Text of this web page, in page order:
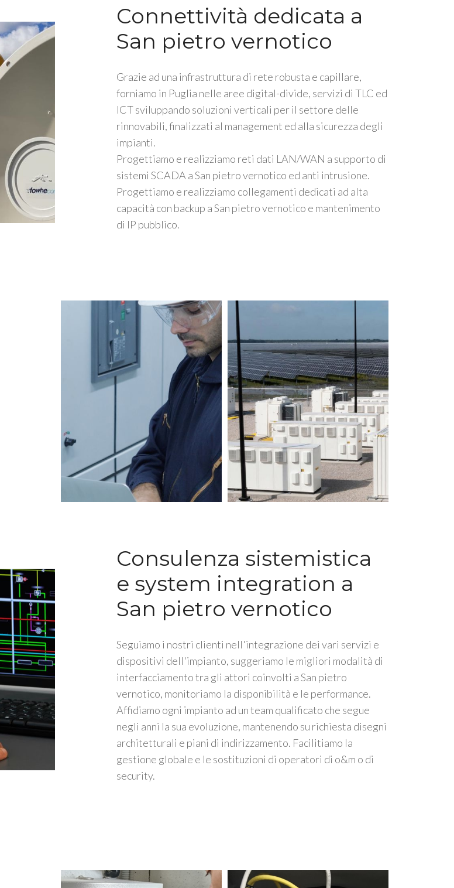
Connettività dedicata a
San pietro vernotico
Grazie ad una infrastruttura di rete robusta e capillare,
forniamo in Puglia nelle aree digital-divide, servizi di TLC ed
ICT sviluppando soluzioni verticali per il settore delle
rinnovabili, finalizzati al management ed alla sicurezza degli
impianti.
Progettiamo e realizziamo reti dati LAN/WAN a supporto di
sistemi SCADA a San pietro vernotico ed anti intrusione.
Progettiamo e realizziamo collegamenti dedicati ad alta
capacità con backup a San pietro vernotico e mantenimento
di IP pubblico.
Consulenza sistemistica
e system integration a
San pietro vernotico
Seguiamo i nostri clienti nell'integrazione dei vari servizi e
dispositivi dell'impianto, suggeriamo le migliori modalità di
interfacciamento tra gli attori coinvolti a San pietro
vernotico, monitoriamo la disponibilità e le performance.
Affidiamo ogni impianto ad un team qualificato che segue
negli anni la sua evoluzione, mantenendo su richiesta disegni
architetturali e piani di indirizzamento. Facilitiamo la
gestione globale e le sostituzioni di operatori di o&m o di
security.